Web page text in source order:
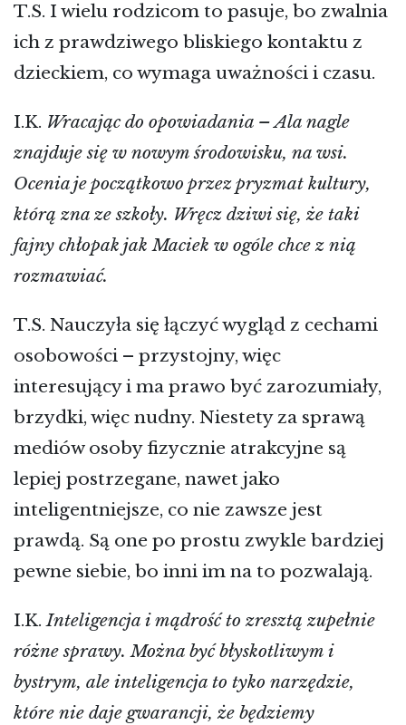
T.S. I wielu rodzicom to pasuje, bo zwalnia
ich z prawdziwego bliskiego kontaktu z
dzieckiem, co wymaga uważności i czasu.
I.K. Wracając do opowiadania – Ala nagle
znajduje się w nowym środowisku, na wsi.
Ocenia je początkowo przez pryzmat kultury,
którą zna ze szkoły. Wręcz dziwi się, że taki
fajny chłopak jak Maciek w ogóle chce z nią
rozmawiać.
T.S. Nauczyła się łączyć wygląd z cechami
osobowości – przystojny, więc
interesujący i ma prawo być zarozumiały,
brzydki, więc nudny. Niestety za sprawą
mediów osoby fizycznie atrakcyjne są
lepiej postrzegane, nawet jako
inteligentniejsze, co nie zawsze jest
prawdą. Są one po prostu zwykle bardziej
pewne siebie, bo inni im na to pozwalają.
I.K.Inteligencja i mądrość to zresztą zupełnie
różne sprawy. Można być błyskotliwym i
bystrym, ale inteligencja to tyko narzędzie,
które nie daje gwarancji, że będziemy